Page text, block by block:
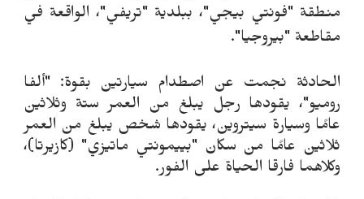
منطقة "فونتي بيجي"، ببلدية "تريفي"، الواقعة في
مقاطعة "بيروجيا".
الحادثة نجمت عن اصطدام سيارتين بقوة: "ألفا
روميو"، يقودها رجل يبلغ من العمر ستة وثلاثين
عامًا وسيارة سيتروين، يقودها شخص يبلغ من العمر
ثلاثين عامًا من سكان "بييمونتي ماتيزي" (كازيرتا)،
وكلاهما فارقا الحياة على الفور.